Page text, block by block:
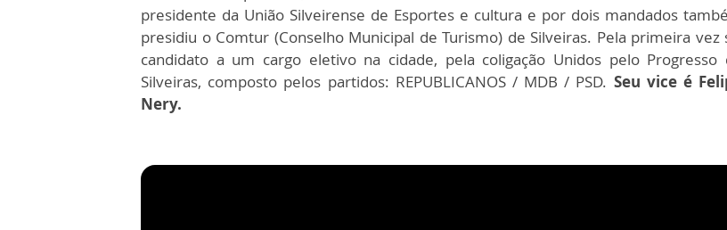
presidente da União Silveirense de Esportes e cultura e por dois mandados
presidiu o Comtur (Conselho Municipal de Turismo) de Silveiras. Pela primeira vez
candidato a um cargo eletivo na cidade, pela coligação Unidos pelo Progresso
Silveiras, composto pelos partidos: REPUBLICANOS / MDB / PSD. Seu vice é
Nery.